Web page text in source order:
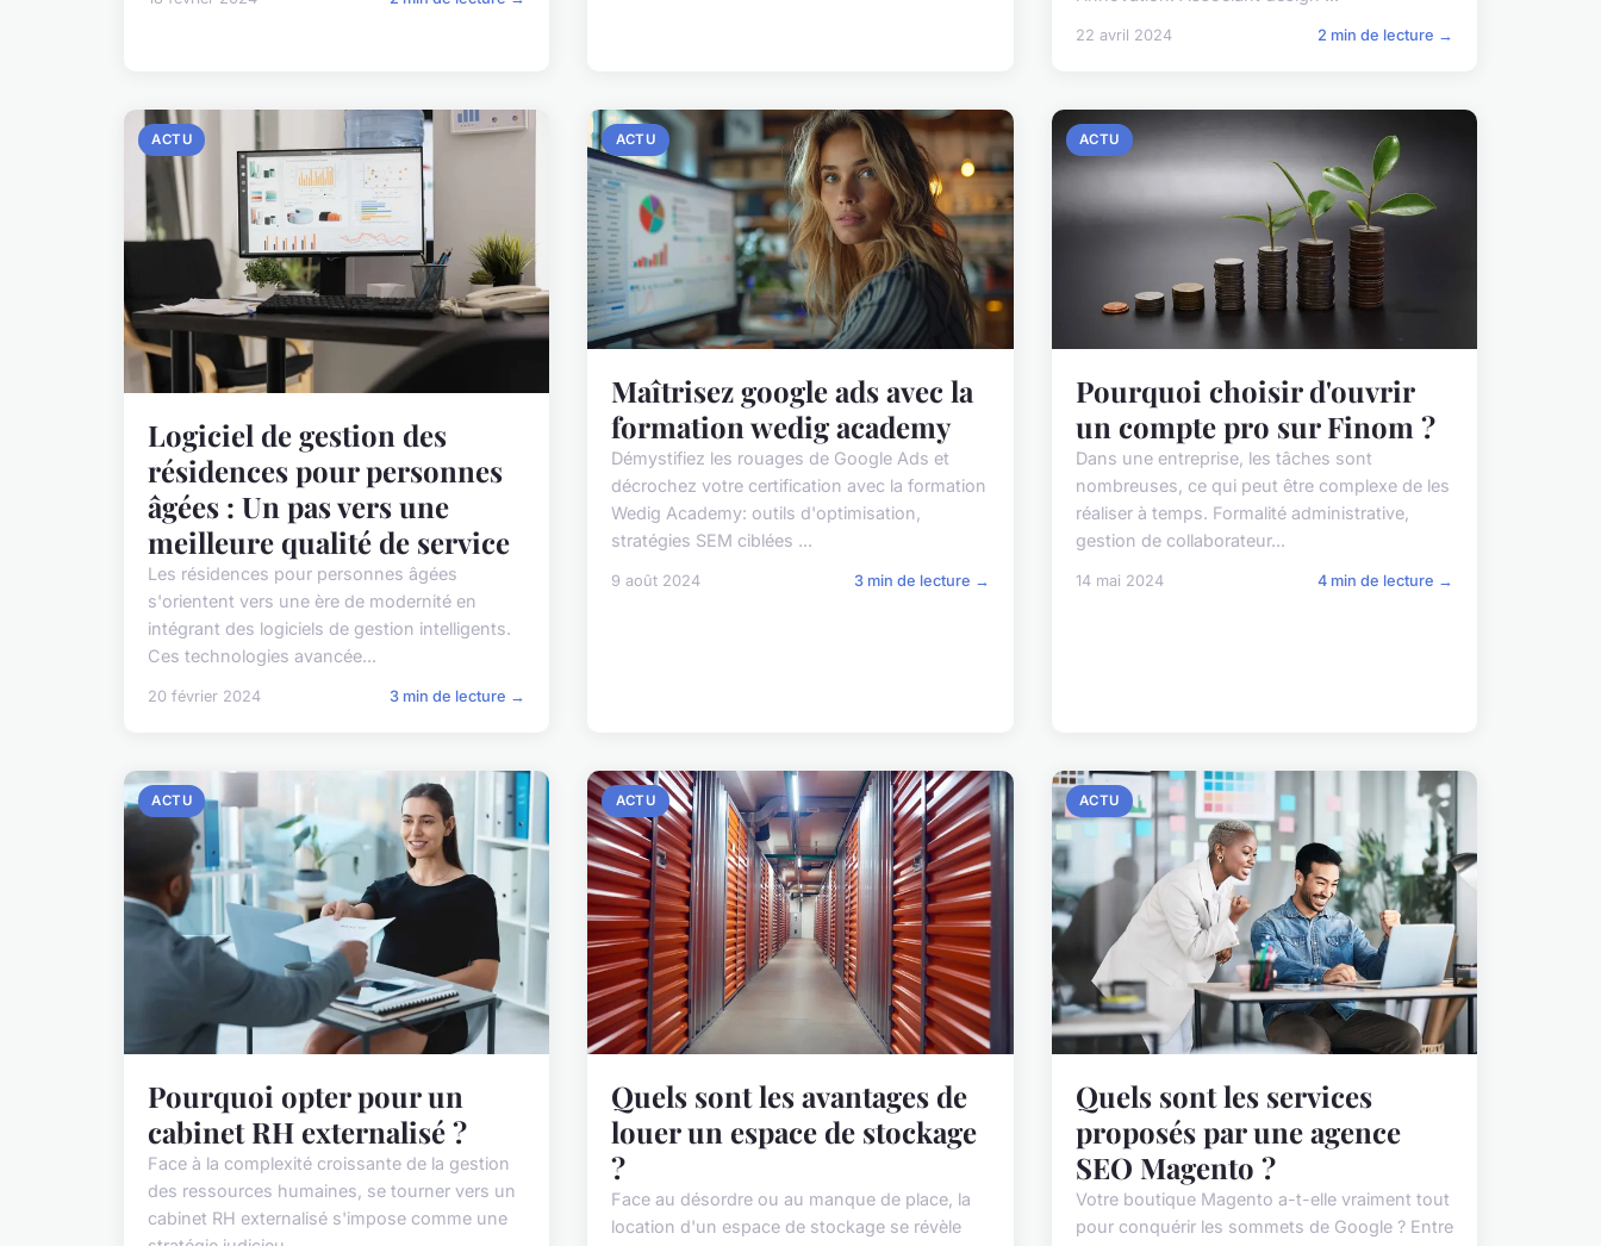
22 avril 2024 2 min de lecture →
ACTU
Logiciel de gestion des
résidences pour personnes
âgées : Un pas vers une
meilleure qualité de service
Les résidences pour personnes âgées
s'orientent vers une ère de modernité en
intégrant des logiciels de gestion intelligents.
Ces technologies avancée...
20 février 2024 3 min de lecture →
ACTU
Maîtrisez google ads avec la
formation wedig academy
Démystifiez les rouages de Google Ads et
décrochez votre certification avec la formation
Wedig Academy: outils d'optimisation,
stratégies SEM ciblées ...
9 août 2024 3 min de lecture →
ACTU
Pourquoi choisir d'ouvrir
un compte pro sur Finom ?
Dans une entreprise, les tâches sont
nombreuses, ce qui peut être complexe de les
réaliser à temps. Formalité administrative,
gestion de collaborateur...
14 mai 2024 4 min de lecture →
ACTU
Pourquoi opter pour un
cabinet RH externalisé ?
Face à la complexité croissante de la gestion
des ressources humaines, se tourner vers un
cabinet RH externalisé s'impose comme une
ACTU
Quels sont les avantages de
louer un espace de stockage
?
Face au désordre ou au manque de place, la
location d'un espace de stockage se révèle
ACTU
Quels sont les services
proposés par une agence
SEO Magento ?
Votre boutique Magento a-t-elle vraiment tout
pour conquérir les sommets de Google ? Entre